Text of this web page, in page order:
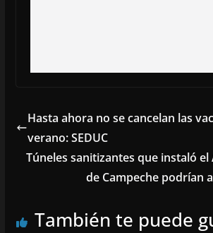
Hasta ahora no se cancelan las
verano: SEDUC
Túneles sanitizantes que instaló
de Campeche podrían
También te puede